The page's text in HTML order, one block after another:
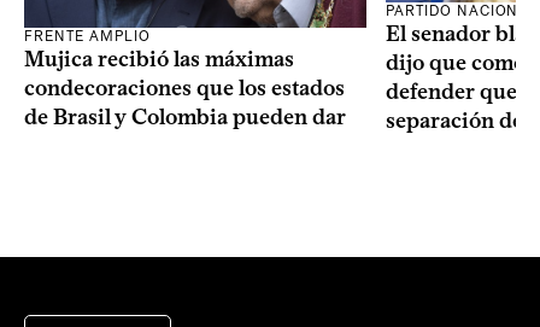
FRENTE AMPLIO
Mujica recibió las máximas
condecoraciones que los estados
de Brasil y Colombia pueden dar
PARTIDO NACIONAL
El senador
dijo que como
defender que
separación de